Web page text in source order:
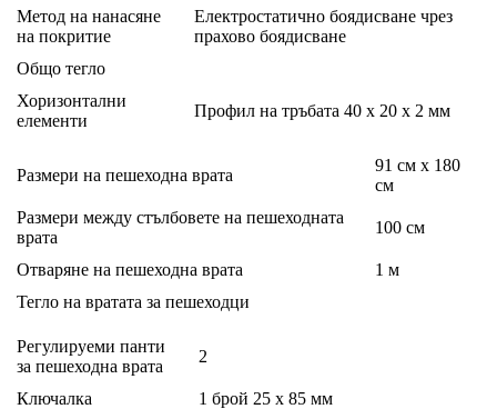
Метод на нанасяне
на покритие
Електростатично боядисване чрез
прахово боядисване
Общо тегло
Хоризонтални
елементи
Профил на тръбата 40 х 20 х 2 мм
Размери на пешеходна врата
91 см х 180
см
Размери между стълбовете на пешеходната
врата
100 см
Отваряне на пешеходна врата
1 м
Тегло на вратата за пешеходци
Регулируеми панти
за пешеходна врата
2
Ключалка
1 брой 25 х 85 мм